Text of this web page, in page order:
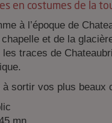
en costumes de la
à l’époque de
et de la
traces de
à sortir vos plus beaux
mn